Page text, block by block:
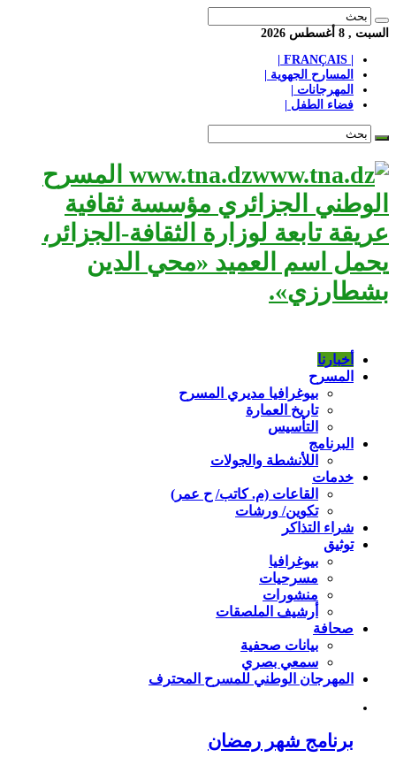
السبت , 8 أغسطس 2026
المسارح الجهوية |
المهرجانات |
فضاء الطفل |
www.tna.dz المسرح
الوطني الجزائري مؤسسة ثقافية
عريقة تابعة لوزارة الثقافة-الجزائر،
يحمل اسم العميد «محي الدين
بشطارزي».
أخبارنا
المسرح
بيوغرافيا مديري المسرح
تاريخ العمارة
التأسيس
البرنامج
اللأنشطة والجولات
خدمات
القاعات (م. كاتب/ ح عمر)
تكوين/ ورشات
شراء التذاكر
توثيق
بيوغرافيا
مسرحيات
منشورات
أرشيف الملصقات
صحافة
بيانات صحفية
سمعي بصري
المهرجان الوطني للمسرح المحترف
برنامج شهر رمضان